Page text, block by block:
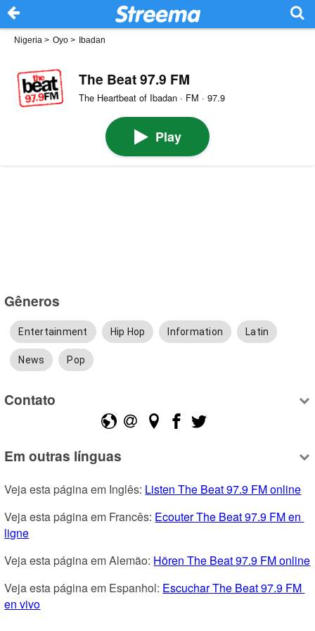
Nigeria > Oyo > Ibadan
The Beat 97.9 FM
The Heartbeat of Ibadan · FM · 97.9
Play
Gêneros
Entertainment Hip Hop Information Latin
News Pop
Contato
Em outras línguas
Veja esta página em Inglês: Listen The Beat 97.9 FM online
Veja esta página em Francês: Ecouter The Beat 97.9 FM en
ligne
Veja esta página em Alemão: Hören The Beat 97.9 FM online
Veja esta página em Espanhol: Escuchar The Beat 97.9 FM
en vivo